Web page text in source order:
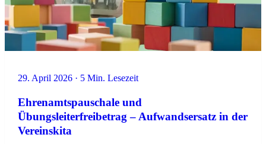
29. April 2026 · 5 Min. Lesezeit
Ehrenamtspauschale und
Übungsleiterfreibetrag – Aufwandsersatz in der
Vereinskita